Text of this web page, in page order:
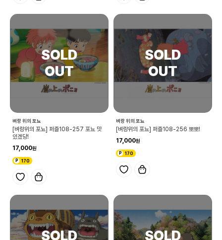
벼랑 위의 포뇨
[벼랑위의 포뇨] 퍼즐108-257 포뇨 맛
있겠당!
17,000
170
벼랑 위의 포뇨
[벼랑위의 포뇨] 퍼즐108-256 뽀뽀!
17,000
170